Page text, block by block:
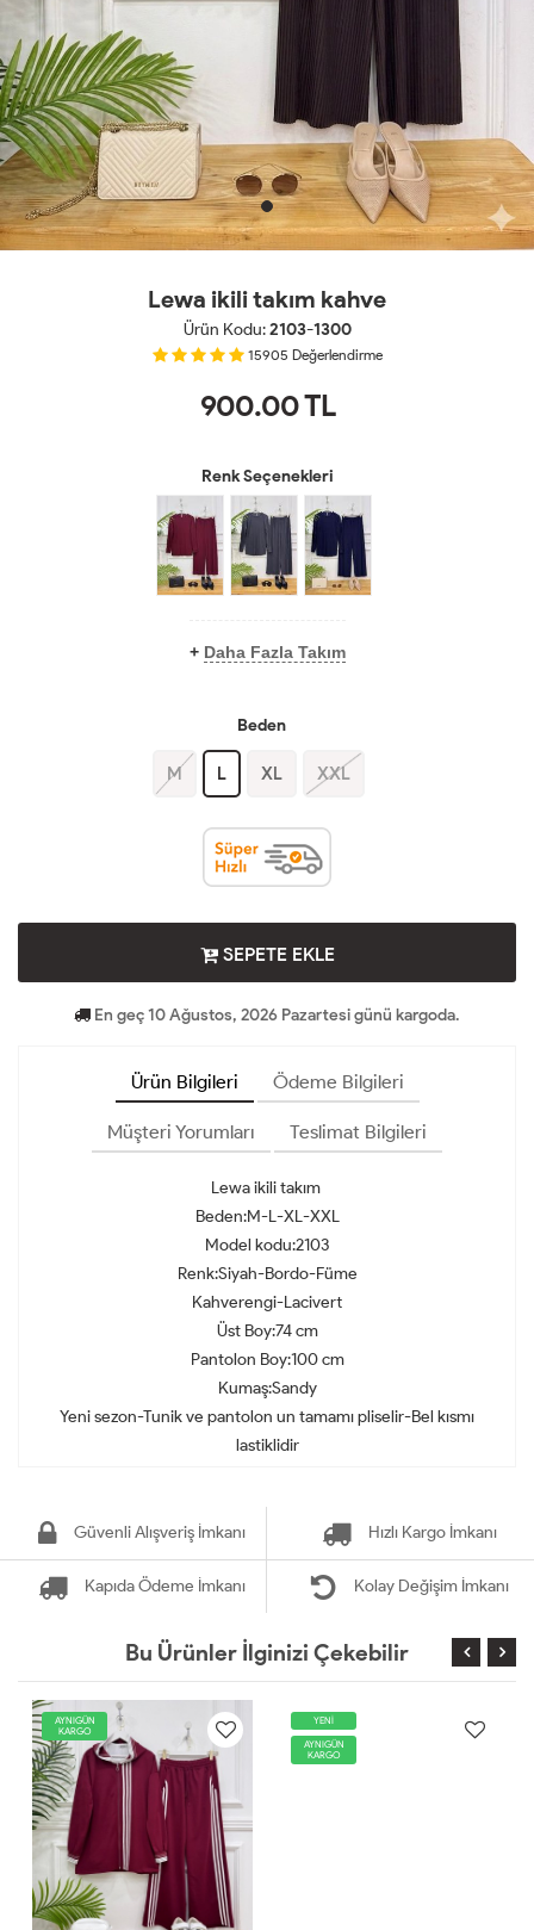
Lewa ikili takım kahve
Ürün Kodu:2103-1300
15905 Değerlendirme
900.00TL
Renk Seçenekleri
+ Daha Fazla Takım
Beden
M L XL XXL
SEPETE EKLE
En geç 10 Ağustos, 2026 Pazartesi günü kargoda.
Ürün Bilgileri Ödeme Bilgileri
Müşteri Yorumları Teslimat Bilgileri
Lewa ikili takım
Beden:M-L-XL-XXL
Model kodu:2103
Renk:Siyah-Bordo-Füme
Kahverengi-Lacivert
Üst Boy:74 cm
Pantolon Boy:100 cm
Kumaş:Sandy
Yeni sezon-Tunik ve pantolon un tamamı pliselir-Bel kısmı
lastiklidir
Güvenli Alışveriş İmkanı Hızlı Kargo İmkanı
Kapıda Ödeme İmkanı Kolay Değişim İmkanı
Bu Ürünler İlginizi Çekebilir
AYNIGÜN
KARGO
YENİ
AYNIGÜN
KARGO